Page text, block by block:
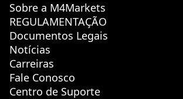
Sobre a M4Markets
REGULAMENTAÇÃO
Documentos Legais
Notícias
Carreiras
Fale Conosco
Centro de Suporte